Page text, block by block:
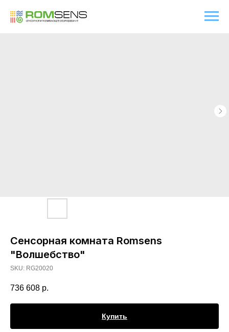
Сенсорная комната Romsens
"Волшебство"
SKU: RG20020
736 608 р.
Купить